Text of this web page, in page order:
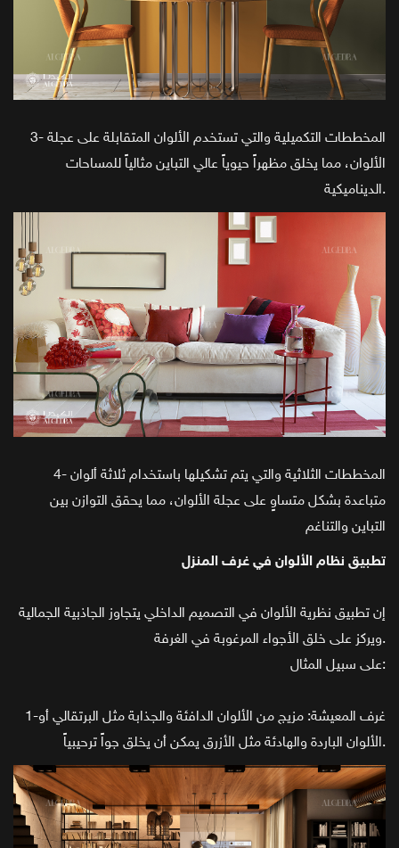
3- المخططات التكميلية والتي تستخدم الألوان المتقابلة على عجلة
الألوان، مما يخلق مظهراً حيوياً عالي التباين مثالياً للمساحات
الديناميكية.
4- المخططات الثلاثية والتي يتم تشكيلها باستخدام ثلاثة ألوان
متباعدة بشكل متساوٍ على عجلة الألوان، مما يحقق التوازن بين
التباين والتناغم
تطبيق نظام الألوان في غرف المنزل
إن تطبيق نظرية الألوان في التصميم الداخلي يتجاوز الجاذبية الجمالية
ويركز على خلق الأجواء المرغوبة في الغرفة.
على سبيل المثال:
1-غرف المعيشة: مزيج من الألوان الدافئة والجذابة مثل البرتقالي أو
الألوان الباردة والهادئة مثل الأزرق يمكن أن يخلق جواً ترحيبياً.